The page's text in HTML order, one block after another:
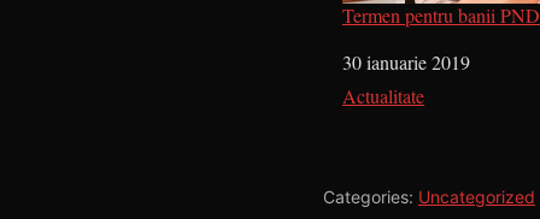
Termen pentru banii
Dată
30 ianuarie 2019
În legătură cu
Actualitate
Categories: Uncategorized